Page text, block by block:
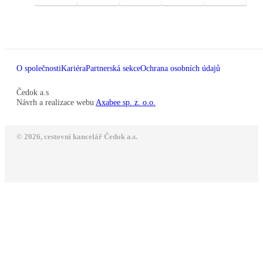
O společnostiKariéraPartnerská sekceOchrana osobních údajů
Čedok a.s
Návrh a realizace webu Axabee sp. z. o.o.
© 2026, cestovní kancelář Čedok a.s.